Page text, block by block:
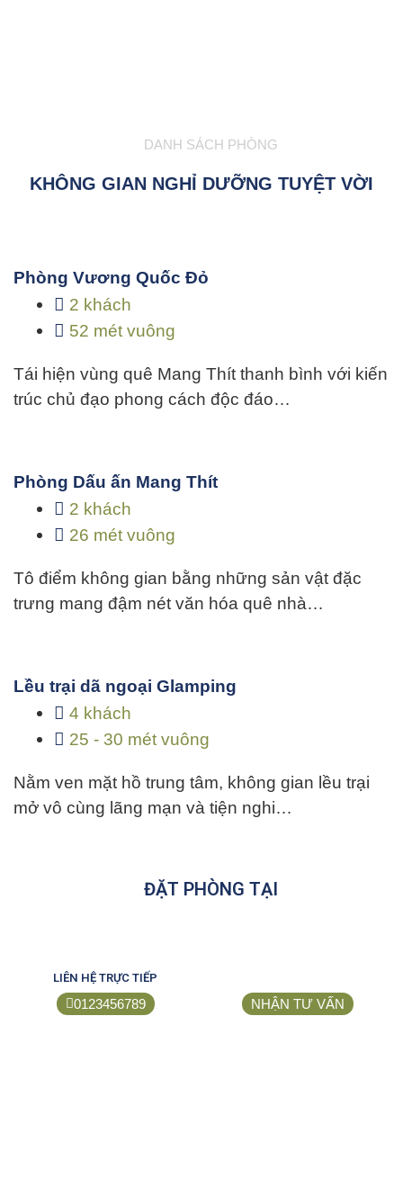
DANH SÁCH PHÒNG
KHÔNG GIAN NGHỈ DƯỠNG TUYỆT VỜI
Phòng Vương Quốc Đỏ
2 khách
52 mét vuông
Tái hiện vùng quê Mang Thít thanh bình với kiến
trúc chủ đạo phong cách độc đáo…
Phòng Dấu ấn Mang Thít
2 khách
26 mét vuông
Tô điểm không gian bằng những sản vật đặc
trưng mang đậm nét văn hóa quê nhà…
Lều trại dã ngoại Glamping
4 khách
25 - 30 mét vuông
Nằm ven mặt hồ trung tâm, không gian lều trại
mở vô cùng lãng mạn và tiện nghi…
ĐẶT PHÒNG TẠI
LIÊN HỆ TRỰC TIẾP
0123456789 NHẬN TƯ VẤN